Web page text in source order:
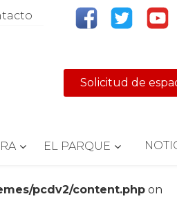
Solicitud de
EL PARQUE
pcdv2/content.php on